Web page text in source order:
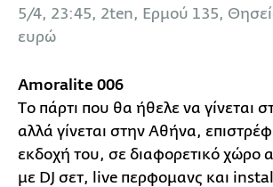
5/4, 23:45, 2ten, Ερμού 135,
ευρώ
Amoralite 006
Τo πάρτι που θα ήθελε να γίνεται
αλλά γίνεται στην Αθήνα,
εκδοχή του, σε διαφορετικό χώρο
με DJ σετ, live περφομανς και